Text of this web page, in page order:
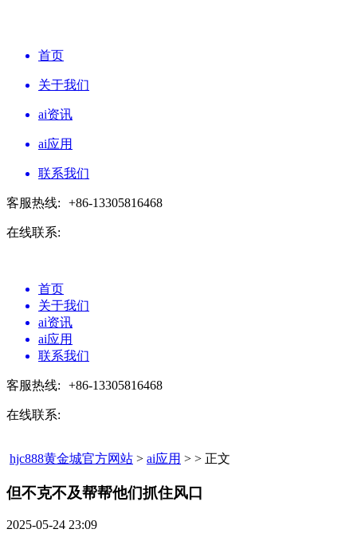
首页
关于我们
ai资讯
ai应用
联系我们
客服热线: +86-13305816468
在线联系:
首页
关于我们
ai资讯
ai应用
联系我们
客服热线: +86-13305816468
在线联系:
hjc888黄金城官方网站 > ai应用 > > 正文
但不克不及帮帮他们抓住风口​
2025-05-24 23:09